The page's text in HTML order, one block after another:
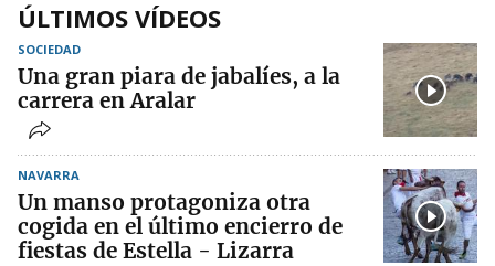
ÚLTIMOS VÍDEOS
SOCIEDAD
Una gran piara de jabalíes, a la
carrera en Aralar
NAVARRA
Un manso protagoniza otra
cogida en el último encierro de
fiestas de Estella - Lizarra